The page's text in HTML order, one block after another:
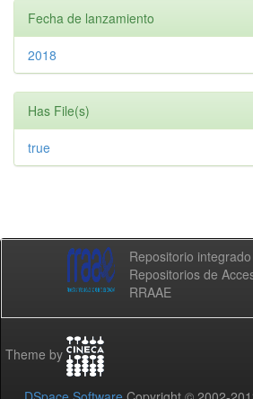
Fecha de lanzamiento
2018
Has File(s)
true
Repositorio
Repositorios de
RRAAE
Theme by